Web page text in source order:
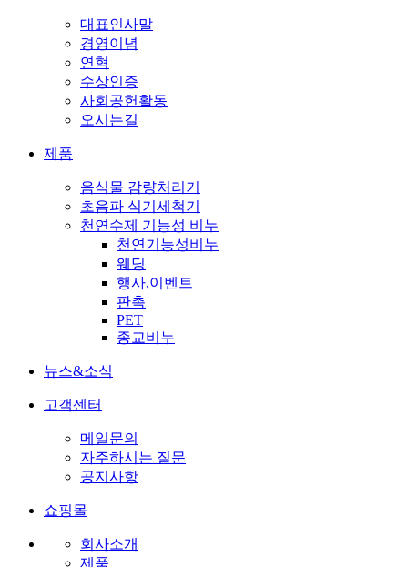
대표인사말
경영이념
연혁
수상인증
사회공헌활동
오시는길
제품
음식물 감량처리기
초음파 식기세척기
천연수제 기능성 비누
천연기능성비누
웨딩
행사,이벤트
판촉
PET
종교비누
뉴스&소식
고객센터
메일문의
자주하시는 질문
공지사항
쇼핑몰
회사소개
제품